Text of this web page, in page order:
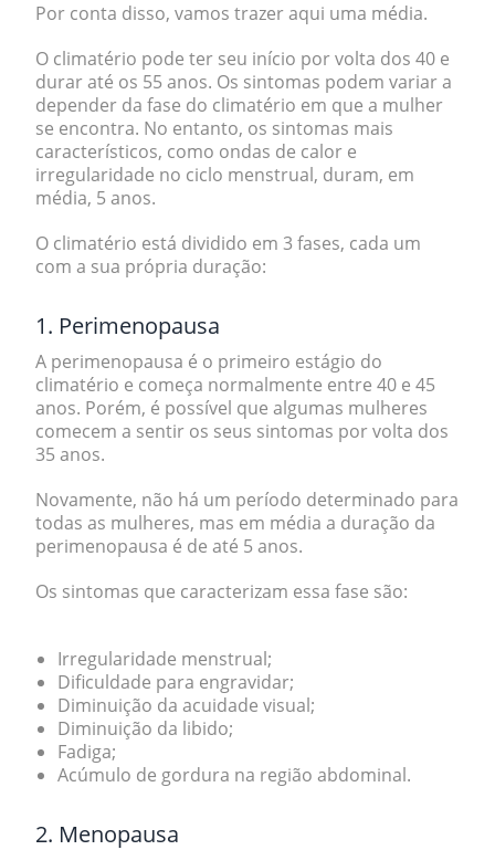
Por conta disso, vamos trazer aqui uma média.
O climatério pode ter seu início por volta dos 40 e
durar até os 55 anos. Os sintomas podem variar a
depender da fase do climatério em que a mulher
se encontra. No entanto, os sintomas mais
característicos, como ondas de calor e
irregularidade no ciclo menstrual, duram, em
média, 5 anos.
O climatério está dividido em 3 fases, cada um
com a sua própria duração:
1. Perimenopausa
A perimenopausa é o primeiro estágio do
climatério e começa normalmente entre 40 e 45
anos. Porém, é possível que algumas mulheres
comecem a sentir os seus sintomas por volta dos
35 anos.
Novamente, não há um período determinado para
todas as mulheres, mas em média a duração da
perimenopausa é de até 5 anos.
Os sintomas que caracterizam essa fase são:
Irregularidade menstrual;
Dificuldade para engravidar;
Diminuição da acuidade visual;
Diminuição da libido;
Fadiga;
Acúmulo de gordura na região abdominal.
2. Menopausa